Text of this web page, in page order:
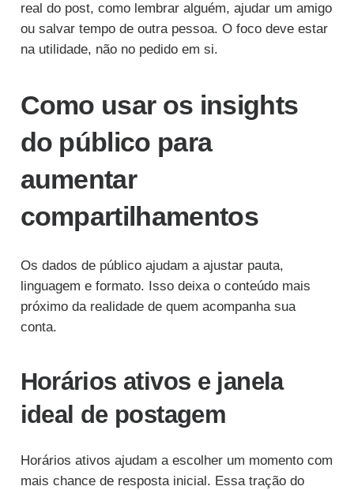
real do post, como lembrar alguém, ajudar um amigo
ou salvar tempo de outra pessoa. O foco deve estar
na utilidade, não no pedido em si.
Como usar os insights
do público para
aumentar
compartilhamentos
Os dados de público ajudam a ajustar pauta,
linguagem e formato. Isso deixa o conteúdo mais
próximo da realidade de quem acompanha sua
conta.
Horários ativos e janela
ideal de postagem
Horários ativos ajudam a escolher um momento com
mais chance de resposta inicial. Essa tração do